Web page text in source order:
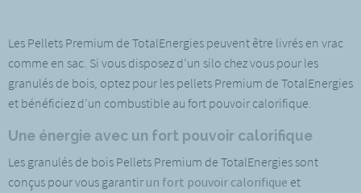
Les Pellets Premium de TotalEnergies peuvent être livrés en vrac
comme en sac. Si vous disposez d’un silo chez vous pour les
granulés de bois, optez pour les pellets Premium de TotalEnergies
et bénéficiez d’un combustible au fort pouvoir calorifique.
Une énergie avec un fort pouvoir calorifique
Les granulés de bois Pellets Premium de TotalEnergies sont
conçus pour vous garantir un fort pouvoir calorifique et